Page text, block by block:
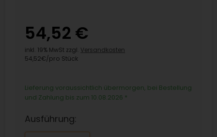
54,52 €
inkl. 19% MwSt zzgl. Versandkosten
54,52€/pro Stück
Lieferung voraussichtlich übermorgen, bei Bestellung
und Zahlung bis zum 10.08.2026 *
Ausführung: